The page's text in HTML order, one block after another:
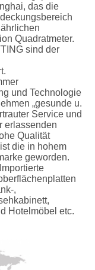
das die
Quadratmeter.
sind der
und Technologie
„gesunde u.
Service und
erlassenden
Qualität
die in hohem
geworden.
,
Hotelmöbel etc.